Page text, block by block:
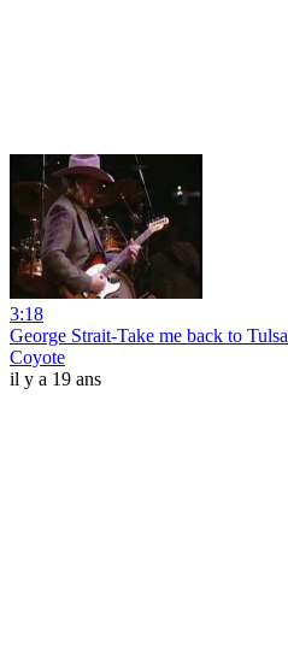
3:18
George Strait-Take me back to Tulsa
Coyote
il y a 19 ans